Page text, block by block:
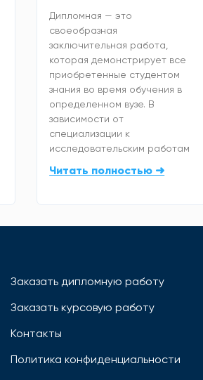
Дипломная — это
своеобразная
заключительная работа,
которая демонстрирует все
приобретенные студентом
знания во время обучения в
определенном вузе. В
зависимости от
специализации к
исследовательским работам
Читать полностью ➜
Заказать дипломную работу
Заказать курсовую работу
Контакты
Политика конфиденциальности